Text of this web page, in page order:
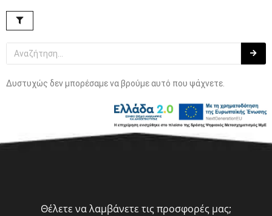
Δυστυχώς δεν μπορέσαμε να βρούμε αυτό που ψάχνετε.
Θέλετε να λαμβάνετε τις προσφορές μας;